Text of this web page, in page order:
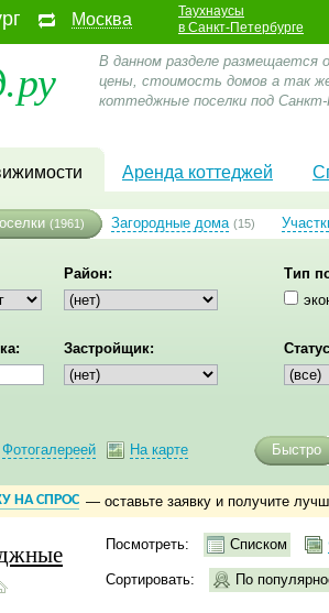
Москва
Таухнаусы
в Санкт-Петербурге
В данном разделе размещается
цены, стоимость домов а так
коттеджные поселки под
Аренда коттеджей
(1961) Загородные дома (15)
Район:
Тип
Застройщик:
Фотогалереей На карте Быстро
НА СПРОС — оставьте заявку и получите
Посмотреть: Списком
Сортировать: По